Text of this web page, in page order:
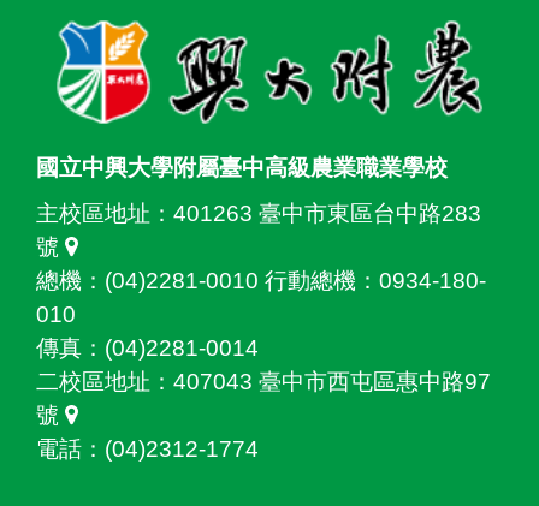
國立中興大學附屬臺中高級農業職業學校
主校區地址： 401263 臺中市東區台中路283
號
總機：(04)2281-0010 行動總機：0934-180-
010
傳真：(04)2281-0014
二校區地址： 407043 臺中市西屯區惠中路97
號
電話：(04)2312-1774